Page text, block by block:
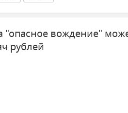
"опасное вождение"
рублей